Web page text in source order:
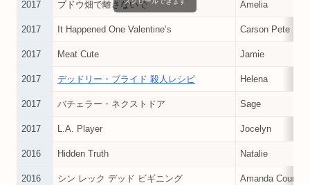
2017 ブドウ畑で離さないで Amelia
2017 It Happened One Valentine’s Carson Pete
2017 Meat Cute Jamie
2017 デッドリー・ブライド 殺人レシピ Helena
2017 バチェラー・ネクストドア Sage
2017 L.A. Player Jocelyn
2016 Hidden Truth Natalie
2016 シン レック デッド ビギニング Amanda